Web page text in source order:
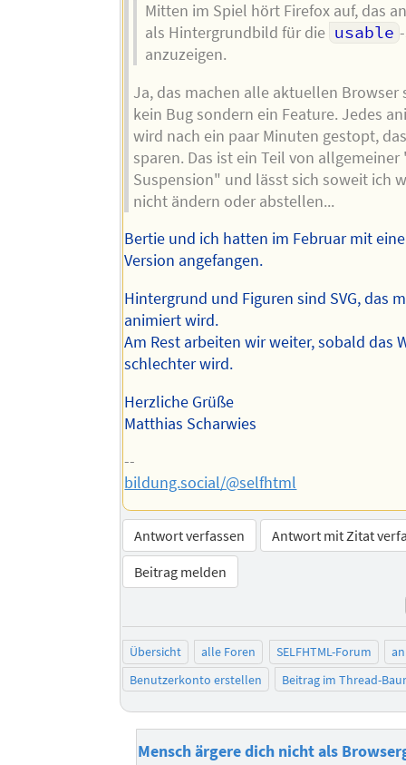
Mitten im Spiel hört Firefox auf, das
als Hintergrundbild für die usable
anzuzeigen.
Ja, das machen alle aktuellen Browser
kein Bug sondern ein Feature. Jedes
wird nach ein paar Minuten gestopt,
sparen. Das ist ein Teil von allgemeiner
Suspension" und lässt sich soweit ich
nicht ändern oder abstellen...
Bertie und ich hatten im Februar mit
Version angefangen.
Hintergrund und Figuren sind SVG, das
animiert wird.
Am Rest arbeiten wir weiter, sobald das
schlechter wird.
Herzliche Grüße
Matthias Scharwies
--
bildung.social/@selfhtml
Antwort verfassen
Antwort mit Zitat
Beitrag melden
Übersicht alle Foren SELFHTML-Forum
Benutzerkonto erstellen
Beitrag im Thread-
Mensch ärgere dich nicht als